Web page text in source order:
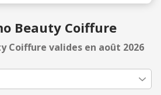
Beauty Coiffure
Coiffure valides en août 2026